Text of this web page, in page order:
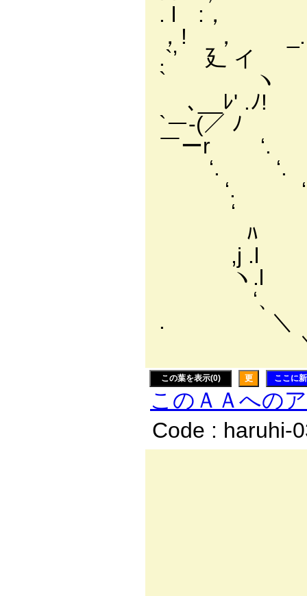
. l :
，! ，
.`’ 廴
` ヽ
､__ﾚ
`ー-(
￣ー
‘.
‘. ‘.
‘ ‘.
ﾊ ヽ
,j .l
ヽ.l
‘、 l
. ＼ '
＼__.
この葉を表示(0) 更 ここに
このＡＡへの
Code : haruhi-